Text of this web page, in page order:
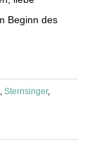
Beginn des
, Sternsinger,